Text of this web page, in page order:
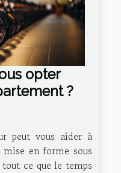
opter
?
peut vous aider à
en forme sous
ce que le temps